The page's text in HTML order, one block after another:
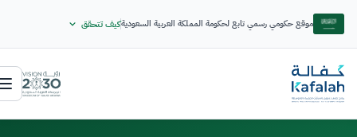
موقع حكومي رسمي تابع لحكومة المملكة العربية السعوديةكيف تتحقق